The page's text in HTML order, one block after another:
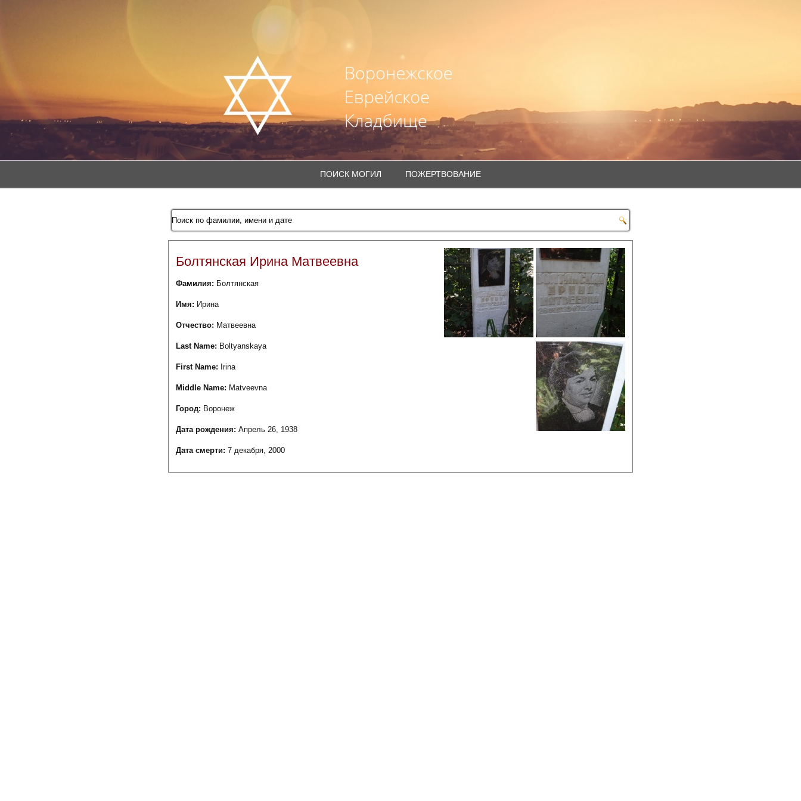
ПОИСК МОГИЛ ПОЖЕРТВОВАНИЕ
Болтянская Ирина Матвеевна
Фамилия: Болтянская
Имя: Ирина
Отчество: Матвеевна
Last Name: Boltyanskaya
First Name: Irina
Middle Name: Matveevna
Город: Воронеж
Дата рождения: Апрель 26, 1938
Дата смерти: 7 декабря, 2000